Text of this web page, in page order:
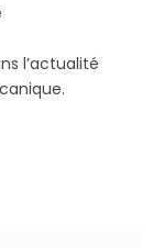
l’actualité